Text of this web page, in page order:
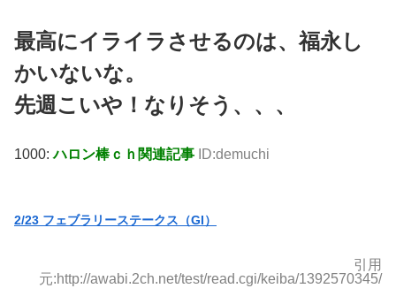
最高にイライラさせるのは、福永し
かいないな。
先週こいや！なりそう、、、
1000:ハロン棒ｃｈ関連記事 ID:demuchi
2/23 フェブラリーステークス（GI）
引用
元:http://awabi.2ch.net/test/read.cgi/keiba/1392570345/